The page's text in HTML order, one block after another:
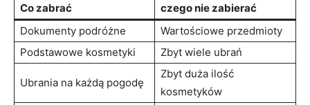
Co zabrać
czego nie ‌zabierać
Dokumenty podróżne
Wartościowe przedmioty
Podstawowe kosmetyki
Zbyt ‌wiele ⁣ubrań
Ubrania na każdą pogodę
Zbyt⁤ duża ilość​
kosmetyków